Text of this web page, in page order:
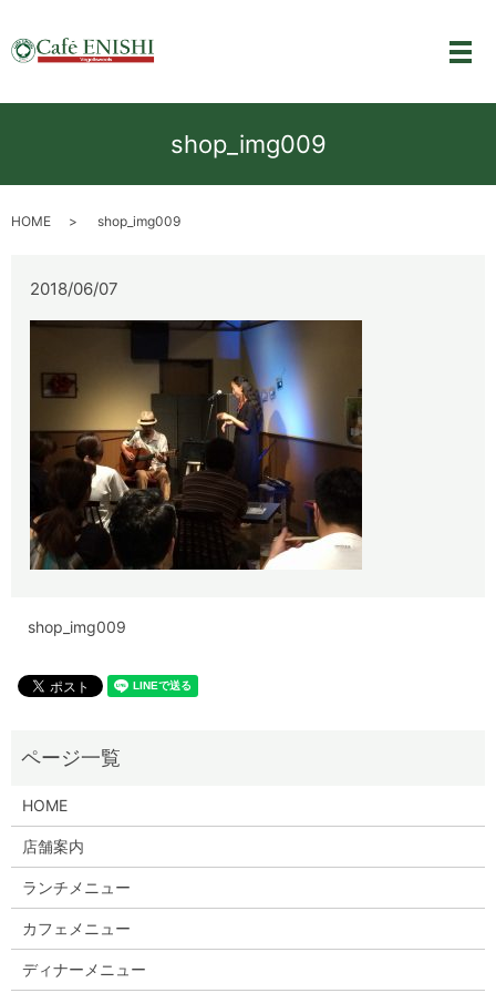
メ
shop_img009
HOME shop_img009
2018/06/07
shop_img009
HOME
店舗案内
ランチメニュー
カフェメニュー
ディナーメニュー